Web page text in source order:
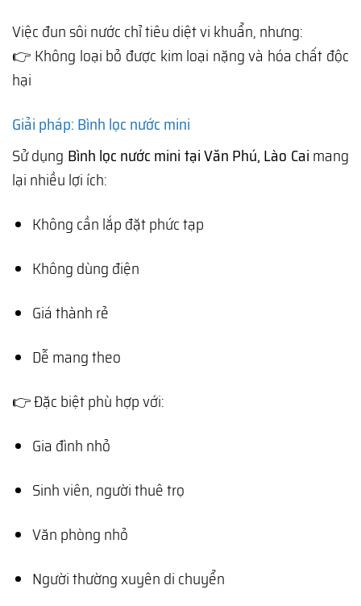
Việc đun sôi nước chỉ tiêu diệt vi khuẩn, nhưng:
👉 Không loại bỏ được kim loại nặng và hóa chất độc
hại
Giải pháp: Bình lọc nước mini
Sử dụng Bình lọc nước mini tại Văn Phú, Lào Cai mang
lại nhiều lợi ích:
Không cần lắp đặt phức tạp
Không dùng điện
Giá thành rẻ
Dễ mang theo
👉 Đặc biệt phù hợp với:
Gia đình nhỏ
Sinh viên, người thuê trọ
Văn phòng nhỏ
Người thường xuyên di chuyển